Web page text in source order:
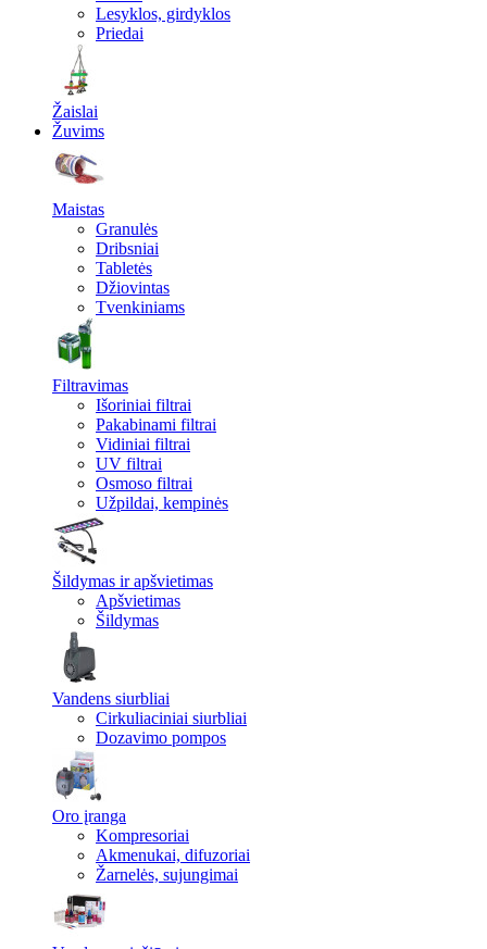
Lesyklos, girdyklos
Priedai
Žaislai
Žuvims
Maistas
Granulės
Dribsniai
Tabletės
Džiovintas
Tvenkiniams
Filtravimas
Išoriniai filtrai
Pakabinami filtrai
Vidiniai filtrai
UV filtrai
Osmoso filtrai
Užpildai, kempinės
Šildymas ir apšvietimas
Apšvietimas
Šildymas
Vandens siurbliai
Cirkuliaciniai siurbliai
Dozavimo pompos
Oro įranga
Kompresoriai
Akmenukai, difuzoriai
Žarnelės, sujungimai